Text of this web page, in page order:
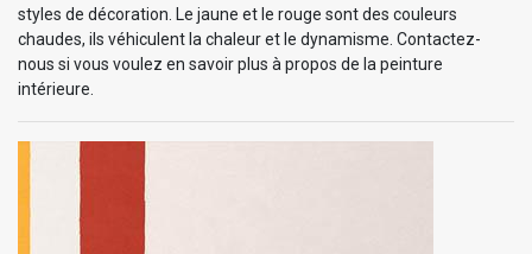
styles de décoration. Le jaune et le rouge sont des couleurs
chaudes, ils véhiculent la chaleur et le dynamisme. Contactez-
nous si vous voulez en savoir plus à propos de la peinture
intérieure.